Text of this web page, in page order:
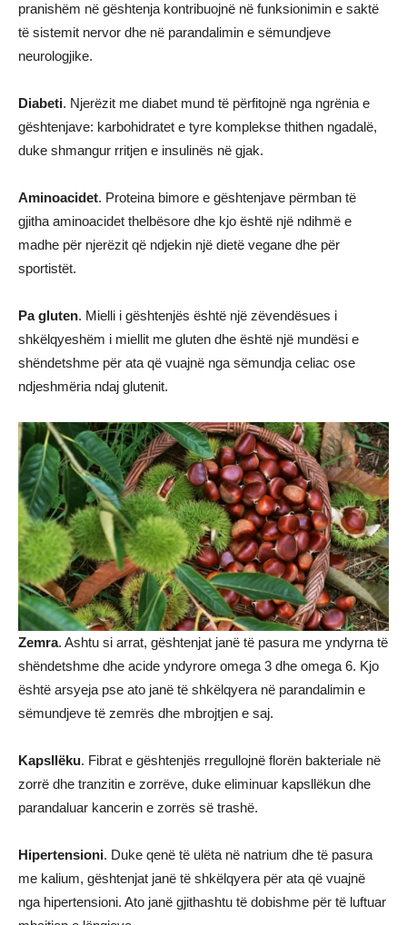
pranishëm në gështenja kontribuojnë në funksionimin e saktë
të sistemit nervor dhe në parandalimin e sëmundjeve
neurologjike.
Diabeti. Njerëzit me diabet mund të përfitojnë nga ngrënia e
gështenjave: karbohidratet e tyre komplekse thithen ngadalë,
duke shmangur rritjen e insulinës në gjak.
Aminoacidet. Proteina bimore e gështenjave përmban të
gjitha aminoacidet thelbësore dhe kjo është një ndihmë e
madhe për njerëzit që ndjekin një dietë vegane dhe për
sportistët.
Pa gluten. Mielli i gështenjës është një zëvendësues i
shkëlqyeshëm i miellit me gluten dhe është një mundësi e
shëndetshme për ata që vuajnë nga sëmundja celiac ose
ndjeshmëria ndaj glutenit.
Zemra. Ashtu si arrat, gështenjat janë të pasura me yndyrna të
shëndetshme dhe acide yndyrore omega 3 dhe omega 6. Kjo
është arsyeja pse ato janë të shkëlqyera në parandalimin e
sëmundjeve të zemrës dhe mbrojtjen e saj.
Kapsllëku. Fibrat e gështenjës rregullojnë florën bakteriale në
zorrë dhe tranzitin e zorrëve, duke eliminuar kapsllëkun dhe
parandaluar kancerin e zorrës së trashë.
Hipertensioni. Duke qenë të ulëta në natrium dhe të pasura
me kalium, gështenjat janë të shkëlqyera për ata që vuajnë
nga hipertensioni. Ato janë gjithashtu të dobishme për të luftuar